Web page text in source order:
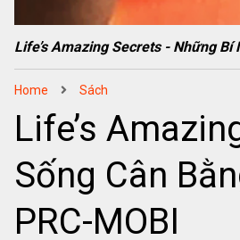
Life’s Amazing Secrets - Những Bí
Home Sách
Life’s
Sống Cân
PRC-MOBI